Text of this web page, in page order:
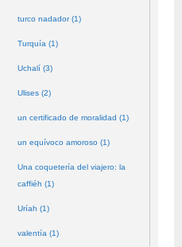
turco nadador (1)
Turquía (1)
Uchalí (3)
Ulises (2)
un certificado de moralidad (1)
un equívoco amoroso (1)
Una coquetería del viajero: la
caffiéh (1)
Uríah (1)
valentía (1)